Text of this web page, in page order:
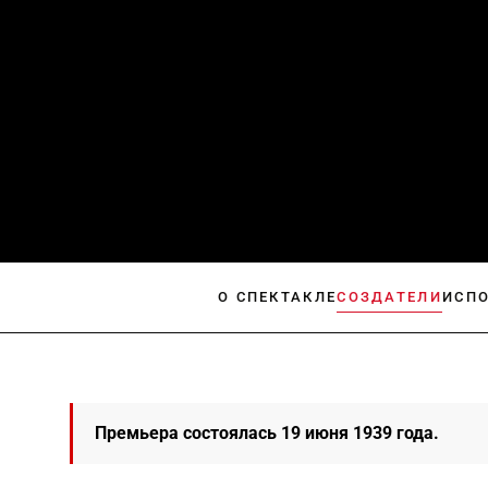
О СПЕКТАКЛЕСОЗДАТЕЛИ
Премьера состоялась 19 июня 1939 года.